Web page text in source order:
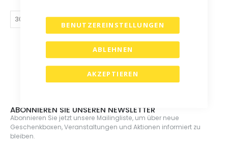
AKZEPTIEREN
BENUTZEREINSTELLUNGEN
ABLEHNEN
ABONNIEREN SIE UNSEREN NEWSLETTER
Abonnieren Sie jetzt unsere Mailingliste, um über neue
Geschenkboxen, Veranstaltungen und Aktionen informiert zu
bleiben.